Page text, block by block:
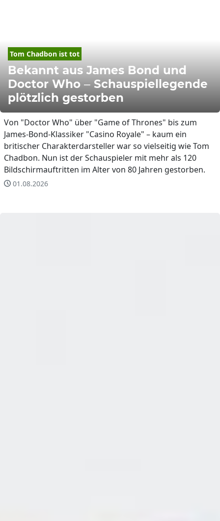
Tom Chadbon ist tot
Bekannt aus James Bond und
Doctor Who – Schauspiellegende
plötzlich gestorben
Von "Doctor Who" über "Game of Thrones" bis zum
James-Bond-Klassiker "Casino Royale" – kaum ein
britischer Charakterdarsteller war so vielseitig wie Tom
Chadbon. Nun ist der Schauspieler mit mehr als 120
Bildschirmauftritten im Alter von 80 Jahren gestorben.
01.08.2026